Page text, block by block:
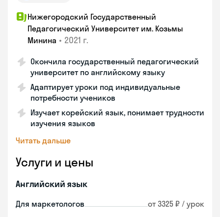
Нижегородский Государственный
Педагогический Университет им. Козьмы
Минина • 2021 г.
Окончила государственный педагогический
университет по английскому языку
Адаптирует уроки под индивидуальные
потребности учеников
Изучает корейский язык, понимает трудности
изучения языков
Читать дальше
Услуги и цены
Английский язык
Для маркетологов от 3325 ₽ / урок